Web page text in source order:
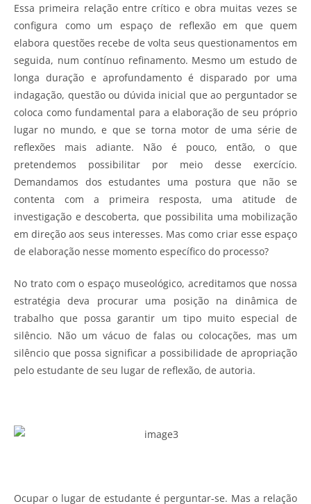
Essa primeira relação entre crítico e obra muitas vezes se
configura como um espaço de reflexão em que quem
elabora questões recebe de volta seus questionamentos em
seguida, num contínuo refinamento. Mesmo um estudo de
longa duração e aprofundamento é disparado por uma
indagação, questão ou dúvida inicial que ao perguntador se
coloca como fundamental para a elaboração de seu próprio
lugar no mundo, e que se torna motor de uma série de
reflexões mais adiante. Não é pouco, então, o que
pretendemos possibilitar por meio desse exercício.
Demandamos dos estudantes uma postura que não se
contenta com a primeira resposta, uma atitude de
investigação e descoberta, que possibilita uma mobilização
em direção aos seus interesses. Mas como criar esse espaço
de elaboração nesse momento específico do processo?
No trato com o espaço museológico, acreditamos que nossa
estratégia deva procurar uma posição na dinâmica de
trabalho que possa garantir um tipo muito especial de
silêncio. Não um vácuo de falas ou colocações, mas um
silêncio que possa significar a possibilidade de apropriação
pelo estudante de seu lugar de reflexão, de autoria.
Ocupar o lugar de estudante é perguntar-se. Mas a relação